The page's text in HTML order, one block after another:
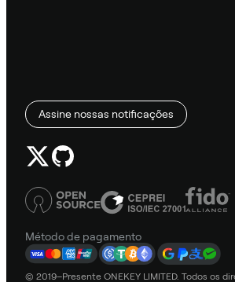
Assine nossas notificações
Método de pagamento
© 2019–Presente ONEKEY LIMITED. Todos os